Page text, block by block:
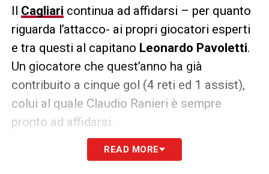
Il Cagliari continua ad affidarsi – per quanto
riguarda l’attacco- ai propri giocatori esperti
e tra questi al capitano Leonardo Pavoletti.
Un giocatore che quest’anno ha già
contribuito a cinque gol (4 reti ed 1 assist),
colui al quale Claudio Ranieri è sempre
pronto ad affidarsi.
Un uomo vero che non smette di rendere
READ MORE